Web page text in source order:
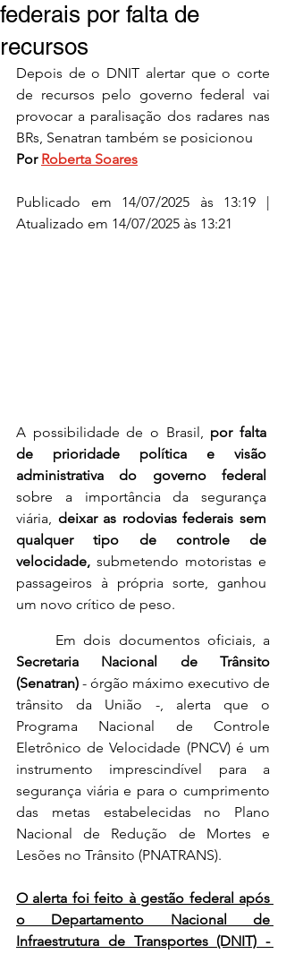
federais por falta de
recursos
Depois de o DNIT alertar que o corte
de recursos pelo governo federal vai
provocar a paralisação dos radares nas
BRs, Senatran também se posicionou
Por Roberta Soares
Publicado em 14/07/2025 às 13:19 |
Atualizado em 14/07/2025 às 13:21
A possibilidade de o Brasil, por falta
de prioridade política e visão
administrativa do governo federal
sobre a importância da segurança
viária, deixar as rodovias federais sem
qualquer tipo de controle de
velocidade, submetendo motoristas e
passageiros à própria sorte, ganhou
um novo crítico de peso.
Secretaria Nacional de Trânsito
(Senatran) - órgão máximo executivo de
trânsito da União -, alerta que o
Programa Nacional de Controle
Eletrônico de Velocidade (PNCV) é um
instrumento imprescindível para a
segurança viária e para o cumprimento
das metas estabelecidas no Plano
Nacional de Redução de Mortes e
Lesões no Trânsito (PNATRANS).
O alerta foi feito à gestão federal após
o Departamento Nacional de
Infraestrutura de Transportes (DNIT) -